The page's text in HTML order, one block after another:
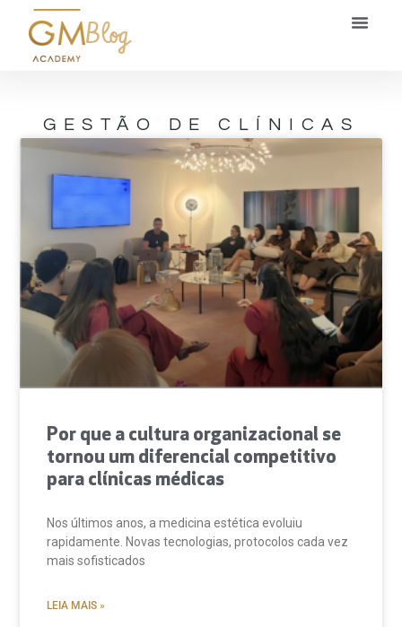
Blog
GESTÃO DE CLÍNICAS
Por que a cultura organizacional se
tornou um diferencial competitivo
para clínicas médicas
Nos últimos anos, a medicina estética evoluiu
rapidamente. Novas tecnologias, protocolos cada vez
mais sofisticados
LEIA MAIS »